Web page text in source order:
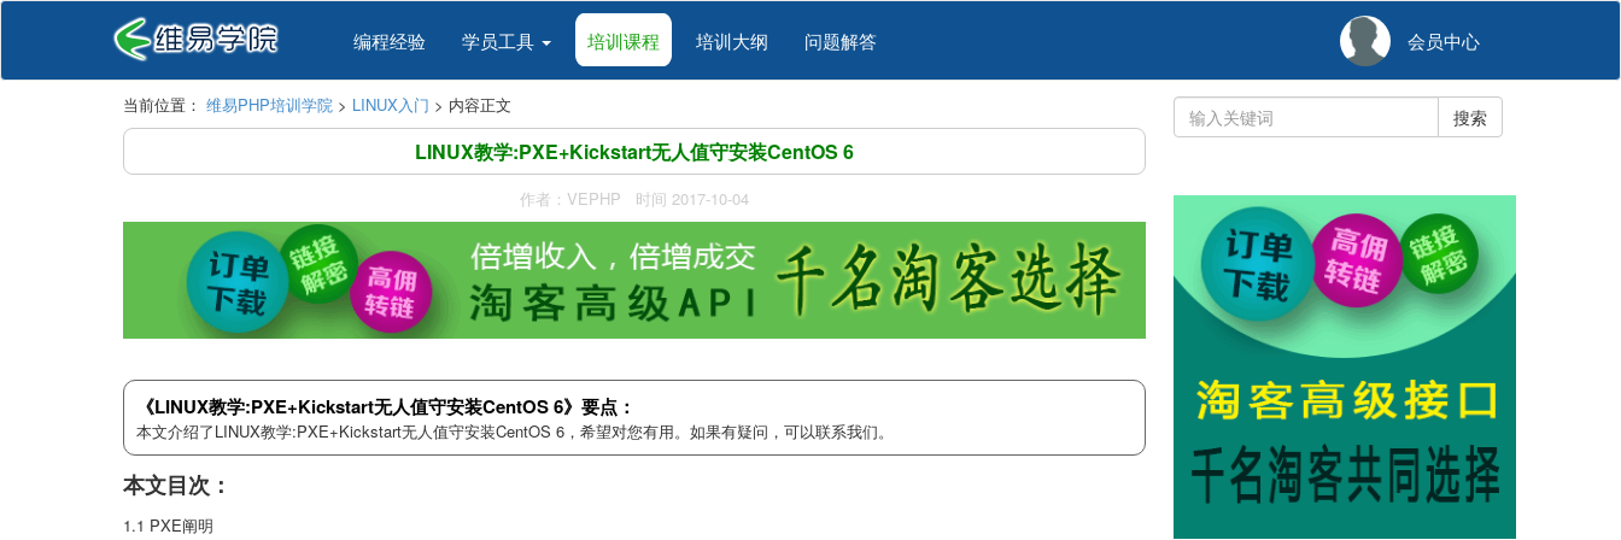
编程经验 学员工具 培训课程 培训大纲 问题解答 会员中心
当前位置： 维易PHP培训学院 > LINUX入门 > 内容正文
LINUX教学:PXE+Kickstart无人值守安装CentOS 6
作者：VEPHP 时间 2017-10-04
《LINUX教学:PXE+Kickstart无人值守安装CentOS 6》要点：
本文介绍了LINUX教学:PXE+Kickstart无人值守安装CentOS 6，希望对您有用。如果有疑问，可以联系我们。
本文目次：
1.1 PXE阐明
搜索